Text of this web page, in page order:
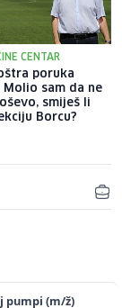
CENTAR
poruka
Molio sam da ne
smiješ li
Borcu?
pumpi (m/ž)